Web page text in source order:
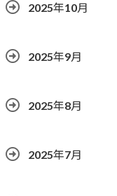
2025年10月
2025年9月
2025年8月
2025年7月